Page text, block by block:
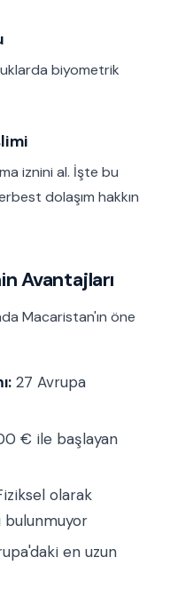
biyometrik
iznini al. İşte bu
dolaşım hakkın
Avantajları
Macaristan'ın öne
27 Avrupa
€ ile başlayan
olarak
bulunmuyor
en uzun